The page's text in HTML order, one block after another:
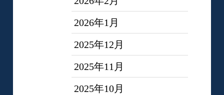
2026年1月
2025年12月
2025年11月
2025年10月